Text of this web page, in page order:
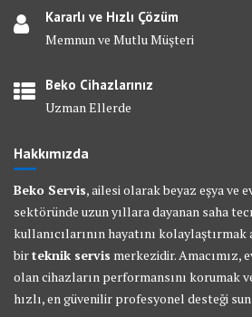
Kararlı ve Hızlı Çözüm
Memnun ve Mutlu Müşteri
Beko Cihazlarınız
Uzman Ellerde
Hakkımızda
Beko Servis, ailesi olarak beyaz eşya ve
sektöründe uzun yıllara dayanan saha
kullanıcılarının hayatını kolaylaştırmak
birteknik servis merkezidir. Amacımız,
olan cihazların performansını korumak
hızlı, en güvenilir profesyonel desteği